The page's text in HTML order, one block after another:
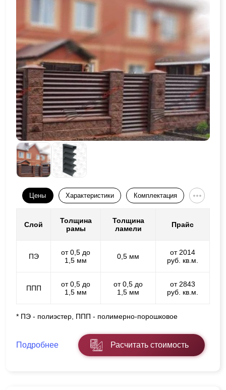
Цены Характеристики Комплектация
Слой
Толщина
рамы
Толщина
ламели
Прайс
ПЭ
от 0,5 до
1,5 мм
0,5 мм
от 2014
руб. кв.м.
ППП
от 0,5 до
1,5 мм
от 0,5 до
1,5 мм
от 2843
руб. кв.м.
* ПЭ - полиэстер, ППП - полимерно-порошковое
Подробнее Расчитать стоимость